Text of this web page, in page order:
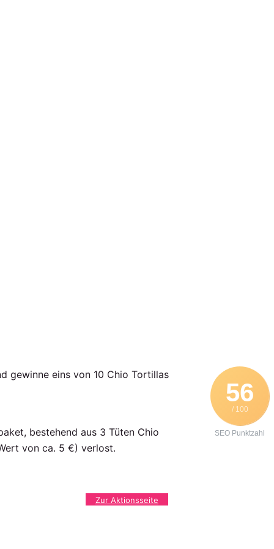
56
/ 100
SEO Punktzahl
gewinne eins von 10 Chio Tortillas
bestehend aus 3 Tüten Chio
von ca. 5 €) verlost.
Zur Aktionsseite